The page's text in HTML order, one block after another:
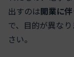
出すのは開業に
で、目的が異な
さい。